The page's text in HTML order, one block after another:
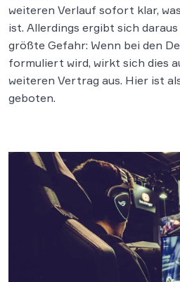
weiteren Verlauf sofort klar,
ist. Allerdings ergibt sich
größte Gefahr: Wenn bei den
formuliert wird, wirkt sich dies
weiteren Vertrag aus. Hier ist
geboten.